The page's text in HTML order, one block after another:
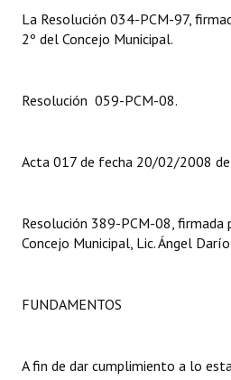
La Resolución 034-PCM-97,
2º del Concejo Municipal.
Resolución 059-PCM-08.
Acta 017 de fecha 20/02/2008
Resolución 389-PCM-08, firmada
Concejo Municipal, Lic. Ángel
FUNDAMENTOS
A fin de dar cumplimiento a lo